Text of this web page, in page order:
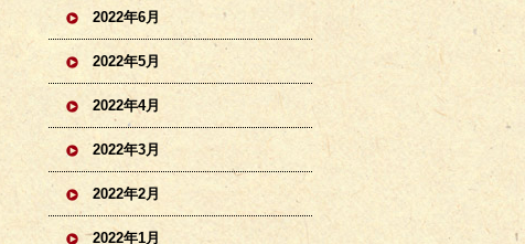
2022年6月
2022年5月
2022年4月
2022年3月
2022年2月
2022年1月